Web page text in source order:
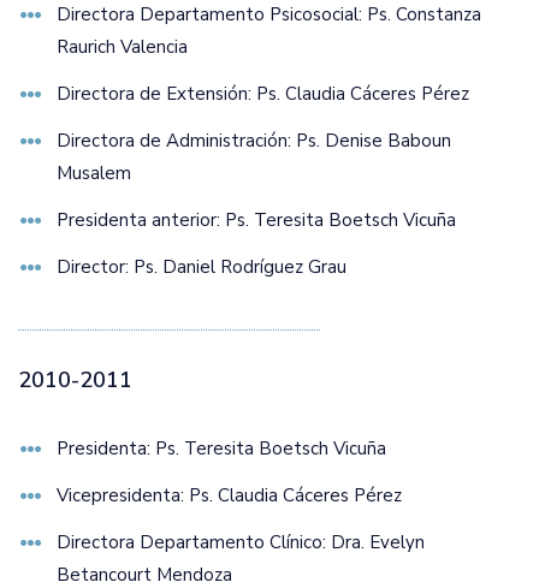
Directora Departamento Psicosocial: Ps. Constanza
Raurich Valencia
Directora de Extensión: Ps. Claudia Cáceres Pérez
Directora de Administración: Ps. Denise Baboun
Musalem
Presidenta anterior: Ps. Teresita Boetsch Vicuña
Director: Ps. Daniel Rodríguez Grau
2010-2011
Presidenta: Ps. Teresita Boetsch Vicuña
Vicepresidenta: Ps. Claudia Cáceres Pérez
Directora Departamento Clínico: Dra. Evelyn
Betancourt Mendoza